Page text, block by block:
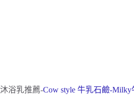
沐浴乳推薦-Cow style 牛乳石鹼-